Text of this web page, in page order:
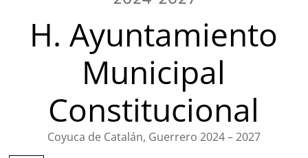
H. Ayuntamiento
Municipal
Constitucional
Coyuca de Catalán, Guerrero 2024 – 2027